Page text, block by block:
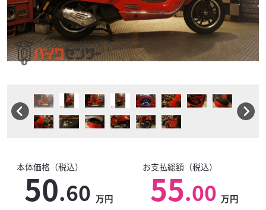
本体価格（税込）
50.60 万円
お支払総額（税込）
55.00 万円